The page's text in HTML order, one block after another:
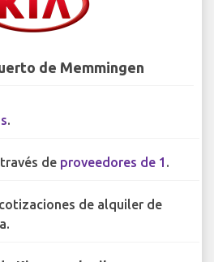
de Memmingen
.
de proveedores de 1 .
de alquiler de